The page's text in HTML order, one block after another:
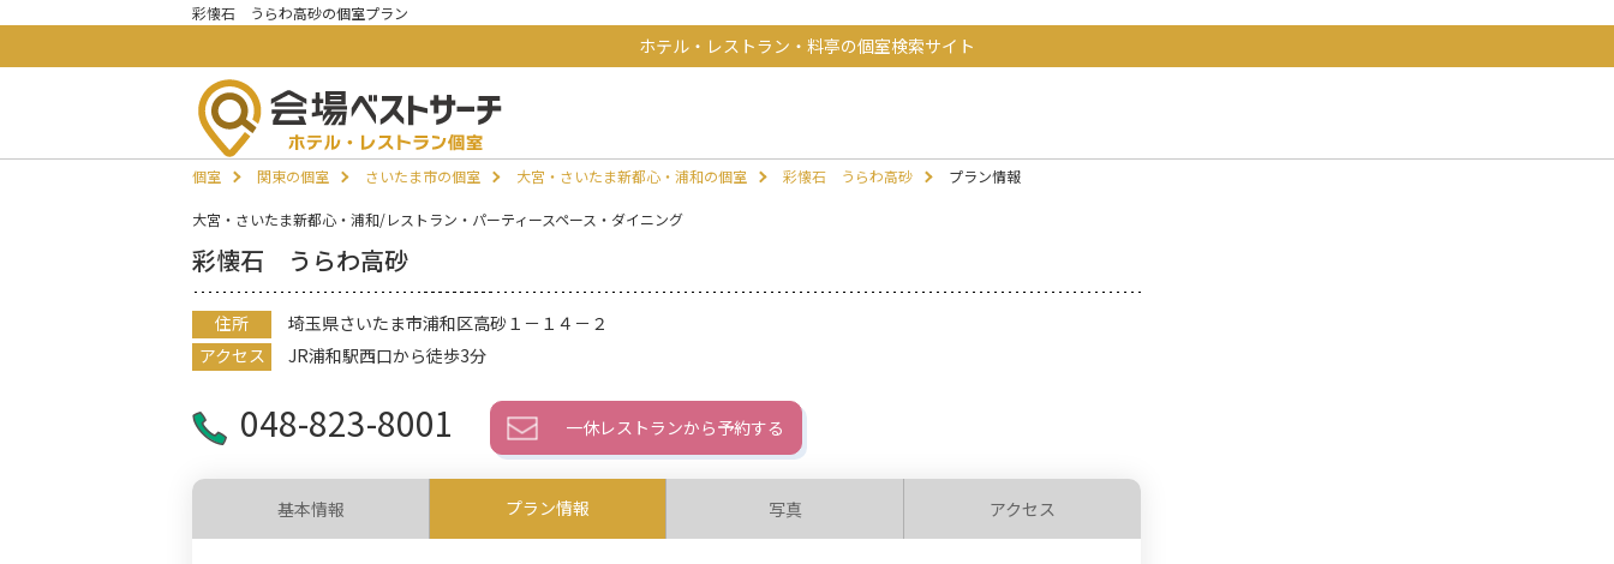
彩懐石 うらわ高砂の個室プラン
ホテル・レストラン・料亭の個室検索サイト
個室 関東の個室 さいたま市の個室 大宮・さいたま新都心・浦和の個室 彩懐石 うらわ高砂 プラン情報
大宮・さいたま新都心・浦和/レストラン・パーティースペース・ダイニング
彩懐石 うらわ高砂
住所
埼玉県さいたま市浦和区高砂１－１４－２
アクセス
JR浦和駅西口から徒歩3分
048-823-8001 一休レストランから予約する
基本情報 プラン情報 写真 アクセス